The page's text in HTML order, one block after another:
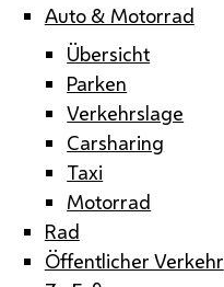
Auto & Motorrad
Übersicht
Parken
Verkehrslage
Carsharing
Taxi
Motorrad
Rad
Öffentlicher Verkehr